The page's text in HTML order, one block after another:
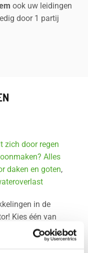
ook uw leidingen
door 1 partij
zich door regen
Alles
daken en goten,
in de
Kies één van